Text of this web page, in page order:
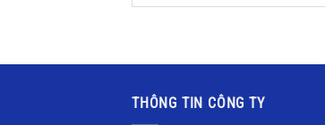
THÔNG TIN CÔNG TY